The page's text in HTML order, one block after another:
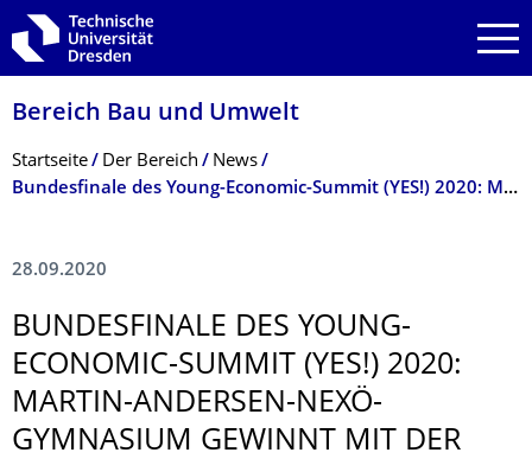
Zur Hauptnavigation springen
Zur Suche springen
Zum Inhalt springen
Bereich Bau und Umwelt
Breadcrumb-Menü
Startseite Der Bereich
News
Bundesfinale des Young-Economic-Summit (YES!) 2020: Martin-Andersen-Nexö-Gymnasium gewinnt mit der Unterstützung Dresdner Volkswirte
28.09.2020
BUNDESFINALE DES YOUNG-
ECONOMIC-SUMMIT (YES!) 2020:
MARTIN-ANDERSEN-NEXÖ-
GYMNASIUM GEWINNT MIT DER